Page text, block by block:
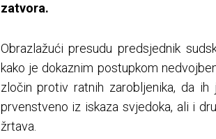
zatvora.
Obrazlažući presudu predsjednik
kako je dokaznim postupkom
zločin protiv ratnih zarobljenika, da
prvenstveno iz iskaza svjedoka, ali i
žrtava.